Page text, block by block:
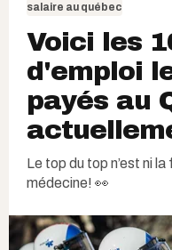
salaire au québec
Voici les
d'emploi
payés au
Le top du top n’est ni
médecine! 👀